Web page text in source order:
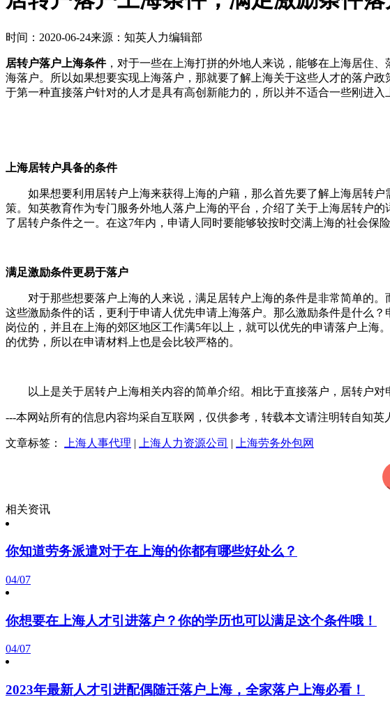
时间：2020-06-24来源：知英人力编辑部
居转户落户上海条件，对于一些在上海打拼的外地人来说，能够在上海居住
海落户。所以如果想要实现上海落户，那就要了解上海关于这些人才的落户
于第一种直接落户针对的人才是具有高创新能力的，所以并不适合一些刚进入
上海居转户具备的条件
如果想要利用居转户上海来获得上海的户籍，那么首先要了解上海居转
策。知英教育作为专门服务外地人落户上海的平台，介绍了关于上海居转户
了居转户条件之一。在这7年内，申请人同时要能够较按时交满上海的社会保
满足激励条件更易于落户
对于那些想要落户上海的人来说，满足居转户上海的条件是非常简单的
这些激励条件的话，更利于申请人优先申请上海落户。那么激励条件是什么
岗位的，并且在上海的郊区地区工作满5年以上，就可以优先的申请落户上
的优势，所以在申请材料上也是会比较严格的。
以上是关于居转户上海相关内容的简单介绍。相比于直接落户，居转户
---本网站所有的信息内容均采自互联网，仅供参考，转载本文请注明转自知英
文章标签： 上海人事代理 | 上海人力资源公司 | 上海劳务外包网
相关资讯
你知道劳务派遣对于在上海的你都有哪些好处么？
04/07
你想要在上海人才引进落户？你的学历也可以满足这个条件哦！
04/07
2023年最新人才引进配偶随迁落户上海，全家落户上海必看！